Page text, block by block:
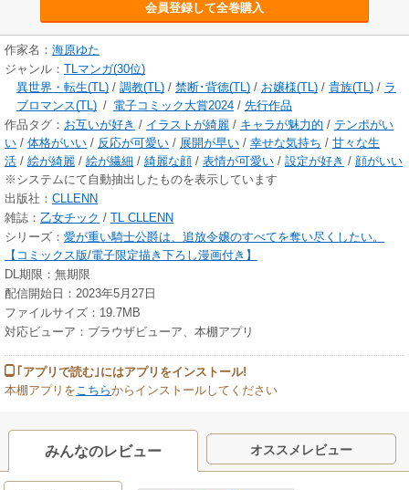
会員登録して全巻購入
作家名： 海原ゆた
ジャンル： TLマンガ(30位)
異世界・転生(TL) / 調教(TL) / 禁断･背徳(TL) / お嬢様(TL) / 貴族(TL) / ラ
ブロマンス(TL) / 電子コミック大賞2024 / 先行作品
作品タグ： お互いが好き / イラストが綺麗 / キャラが魅力的 / テンポがい
い / 体格がいい / 反応が可愛い / 展開が早い / 幸せな気持ち / 甘々な生
活 / 絵が綺麗 / 絵が繊細 / 綺麗な顔 / 表情が可愛い / 設定が好き / 顔がいい
※システムにて自動抽出したものを表示しています
出版社： CLLENN
雑誌： 乙女チック / TL CLLENN
シリーズ： 愛が重い騎士公爵は、追放令嬢のすべてを奪い尽くしたい。
【コミックス版/電子限定描き下ろし漫画付き】
DL期限：無期限
配信開始日：2023年5月27日
ファイルサイズ：19.7MB
対応ビューア：ブラウザビューア、本棚アプリ
｢アプリで読む｣にはアプリをインストール!
本棚アプリを こちらからインストールしてください
みんなのレビュー オススメレビュー